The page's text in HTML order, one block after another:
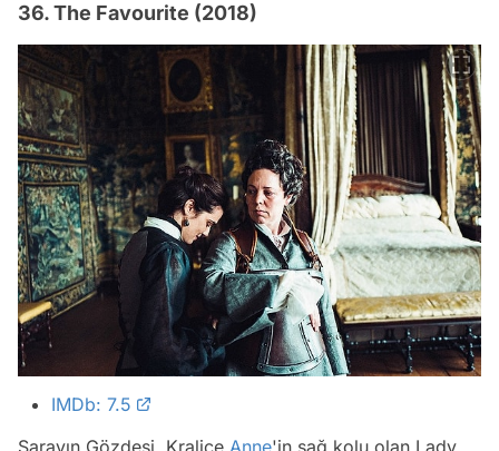
36. The Favourite (2018)
IMDb: 7.5
Sarayın Gözdesi, Kraliçe Anne'in sağ kolu olan Lady